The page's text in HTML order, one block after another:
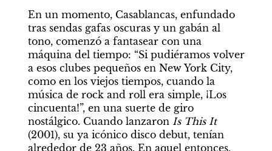
En un momento, Casablancas, enfundado
tras sendas gafas oscuras y un gabán al
tono, comenzó a fantasear con una
máquina del tiempo: “Si pudiéramos volver
a esos clubes pequeños en New York City,
como en los viejos tiempos, cuando la
música de rock and roll era simple, ¡Los
cincuenta!”, en una suerte de giro
nostálgico. Cuando lanzaron
Is This It
(2001), su ya icónico disco debut, tenían
alrededor de 23 años. En aquel entonces,